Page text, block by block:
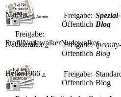
Freigabe:
ProfilNudewalkerNudewalker
NatNac
Freigabe:
Öffentlich
Spezial-
Blog
Nackteralex
Freigabe:
Öffentlich
ipernity-
Blog
Heiko1966
Freigabe:
Öffentlich Blog